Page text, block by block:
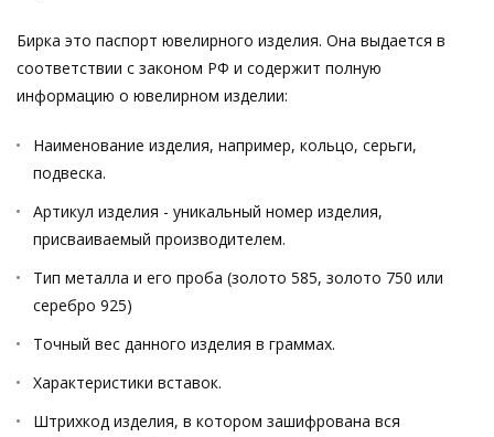
Бирка это паспорт ювелирного изделия. Она выдается в
соответствии с законом РФ и содержит полную
информацию о ювелирном изделии:
Наименование изделия, например, кольцо, серьги,
подвеска.
Артикул изделия - уникальный номер изделия,
присваиваемый производителем.
Тип металла и его проба (золото 585, золото 750 или
серебро 925)
Точный вес данного изделия в граммах.
Характеристики вставок.
Штрихкод изделия, в котором зашифрована вся